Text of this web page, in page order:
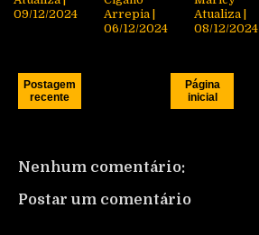
09/12/2024
Arrepia |
06/12/2024
Atualiza |
08/12/2024
Postagem
recente
Página
inicial
Nenhum comentário:
Postar um comentário